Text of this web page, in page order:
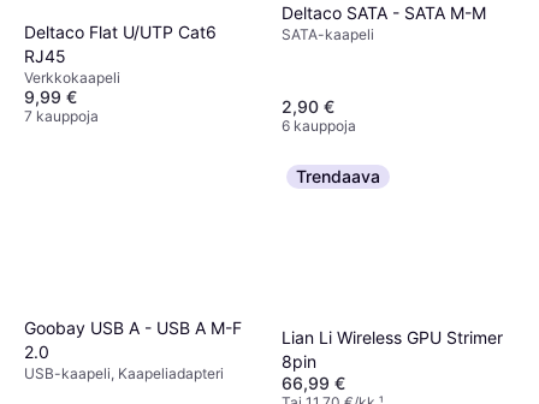
Deltaco Flat U/UTP Cat6
RJ45
Verkkokaapeli
9,99 €
7 kauppoja
Deltaco SATA - SATA M-M
SATA-kaapeli
2,90 €
6 kauppoja
Goobay USB A - USB A M-F
2.0
USB-kaapeli, Kaapeliadapteri
Trendaava
Lian Li Wireless GPU Strimer
8pin
66,99 €